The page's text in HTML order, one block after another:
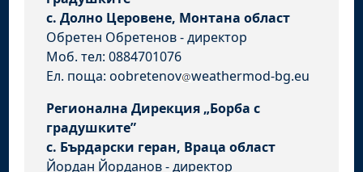
с. Долно Церовене, Монтана област
Обретен Обретенов - директор
Моб. тел: 0884701076
Ел. поща: oobretenov weathermod-bg.eu
Регионална Дирекция „Борба с
градушките”
с. Бърдарски геран, Враца област
Йордан Йорданов - директор